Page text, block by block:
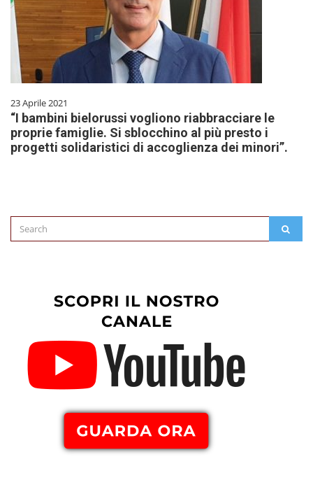
23 Aprile 2021
“I bambini bielorussi vogliono riabbracciare le
proprie famiglie. Si sblocchino al più presto i
progetti solidaristici di accoglienza dei minori”.
Search
for: